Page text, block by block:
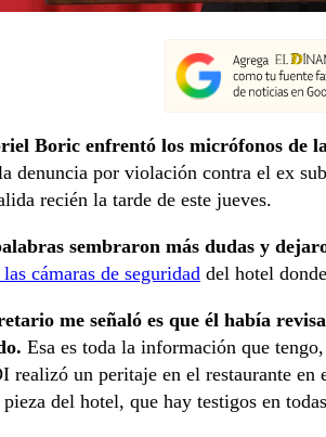
Boric enfrentó los micrófonos de
denuncia por violación contra el ex
recién la tarde de este jueves.
sembraron más dudas y
cámaras de seguridad del hotel
me señaló es que él había
Esa es toda la información que tengo,
realizó un peritaje en el restaurante
del hotel, que hay testigos en